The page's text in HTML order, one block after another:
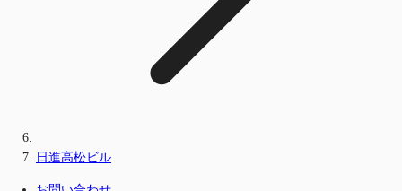
日進高松ビル